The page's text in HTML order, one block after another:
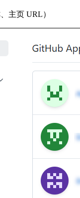
主页 URL）